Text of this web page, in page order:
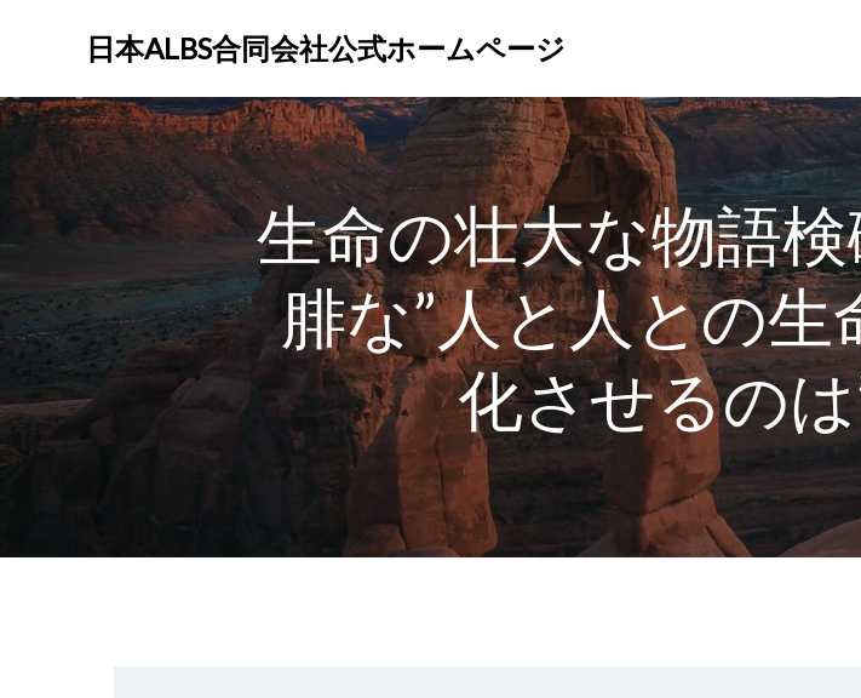
ン
ツ
ッ
日本ALBS合同会社公式ホームページ
生命の壮大な物語
腓な”人と人との生
化させるの